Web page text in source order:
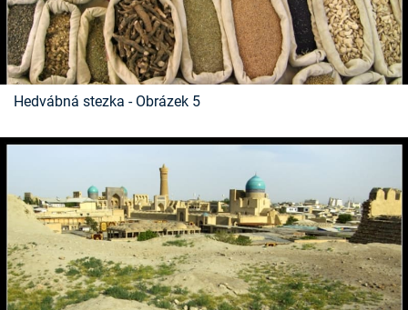
Hedvábná stezka - Obrázek 5